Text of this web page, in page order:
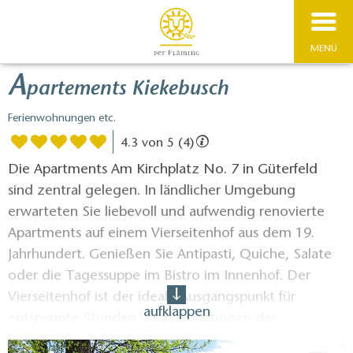
MENÜ
Apartements Kiekebusch
Ferienwohnungen etc.
4.3 von 5 (4)
Die Apartments Am Kirchplatz No. 7 in Güterfeld
sind zentral gelegen. In ländlicher Umgebung
erwarteten Sie liebevoll und aufwendig renovierte
Apartments auf einem Vierseitenhof aus dem 19.
Jahrhundert. Genießen Sie Antipasti, Quiche, Salate
oder die Tagessuppe im Bistro im Innenhof. Der
Vierseitenhof ist der ideale Ausgangspunkt für
entspannte Stunden und Erkundungen der
Umgebung. Potsdam mit seinen Schlössern und
aufklappen